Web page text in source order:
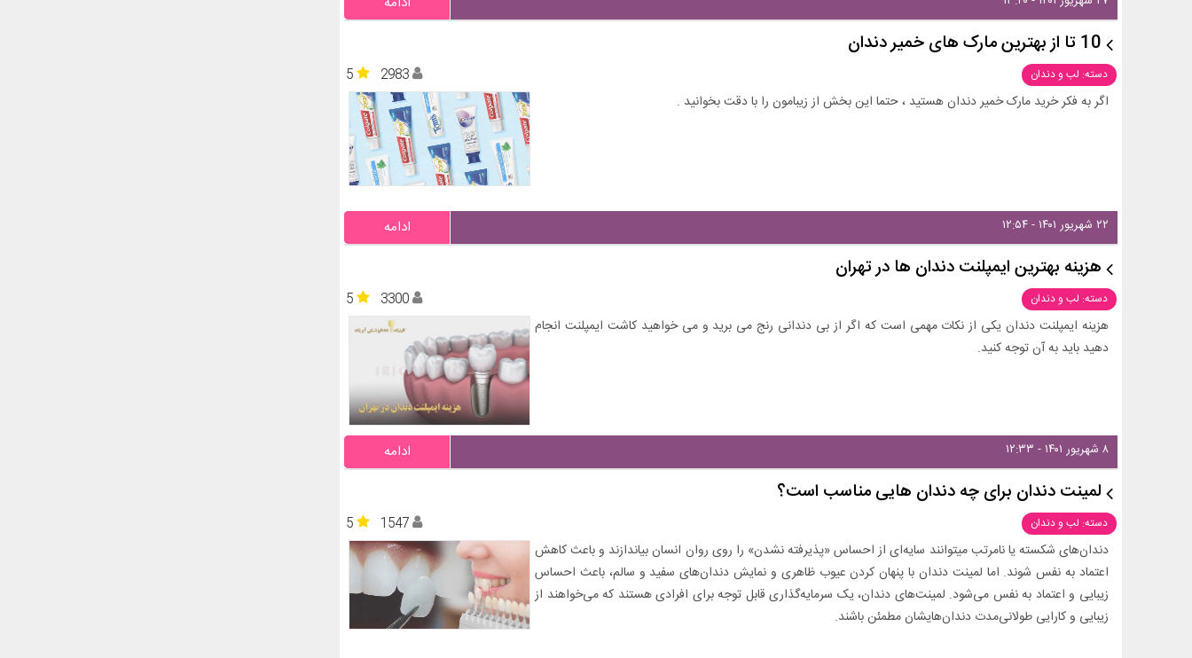
10 تا از بهترین مارک های خمیر دندان
دسته: لب و دندان 5
2983
اگر به فکر خرید مارک خمیر دندان هستید ، حتما این بخش از زیبامون را با دقت بخوانید .
۲۲ شهریور ۱۴۰۱ - ۱۲:۵۴ ادامه
هزینه بهترین ایمپلنت دندان ها در تهران
دسته: لب و دندان 5
3300
هزینه ایمپلنت دندان یکی از نکات مهمی است که اگر از بی دندانی رنج می برید و می خواهید کاشت ایمپلنت انجام
دهید باید به آن توجه کنید.
۸ شهریور ۱۴۰۱ - ۱۲:۳۳ ادامه
لمینت دندان برای چه دندان هایی مناسب است؟
دسته: لب و دندان 5
1547
دندان‌های شکسته یا نامرتب می‎توانند سایه‌ای از احساس «پذیرفته نشدن» را روی روان انسان بیاندازند و باعث کاهش
اعتماد به نفس شوند. اما لمینت دندان با پنهان کردن عیوب ظاهری و نمایش دندان‌های سفید و سالم، باعث احساس
زیبایی و اعتماد به نفس می‌شود. لمینت‌های دندان، یک سرمایه‌گذاری قابل توجه برای افرادی هستند که می‌خواهند از
زیبایی و کارایی طولانی‌مدت دندان‌هایشان مطمئن باشند.